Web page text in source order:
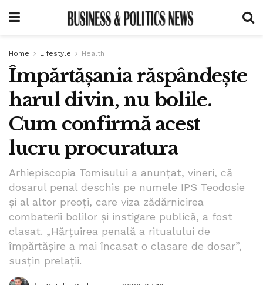
Home Lifestyle Health
Împărtășania răspândește
harul divin, nu bolile.
Cum confirmă acest
lucru procuratura
Arhiepiscopia Tomisului a anunțat, vineri, că
dosarul penal deschis pe numele IPS Teodosie
și al altor preoți, care viza zădărnicirea
combaterii bolilor și instigare publică, a fost
clasat. „Hărțuirea penală a ritualului de
împărtășire a mai încasat o clasare de dosar”,
susțin prelații.